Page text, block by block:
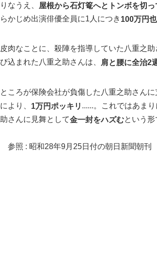
りなうえ、
屋根から石灯篭へとトンボを切っ
らかじめ出演俳優全員に1人につき 100万円
皮肉なことに、殺陣を指導していた八重之
び込まれた八重之助さんは、
肩と腰に全治2
ところが保険会社が負傷した八重之助さんに
により、 1万円ポッキリ ......。これではあま
助さんに見舞として金一封をハズむという形
参照 : 昭和28年9月25日付の朝日新聞朝刊